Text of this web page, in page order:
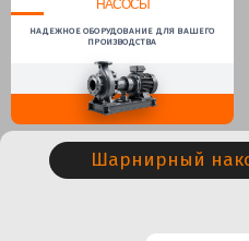
НАСОСЫ
НАДЕЖНОЕ ОБОРУДОВАНИЕ ДЛЯ ВАШЕГО
ПРОИЗВОДСТВА
Шарнирный